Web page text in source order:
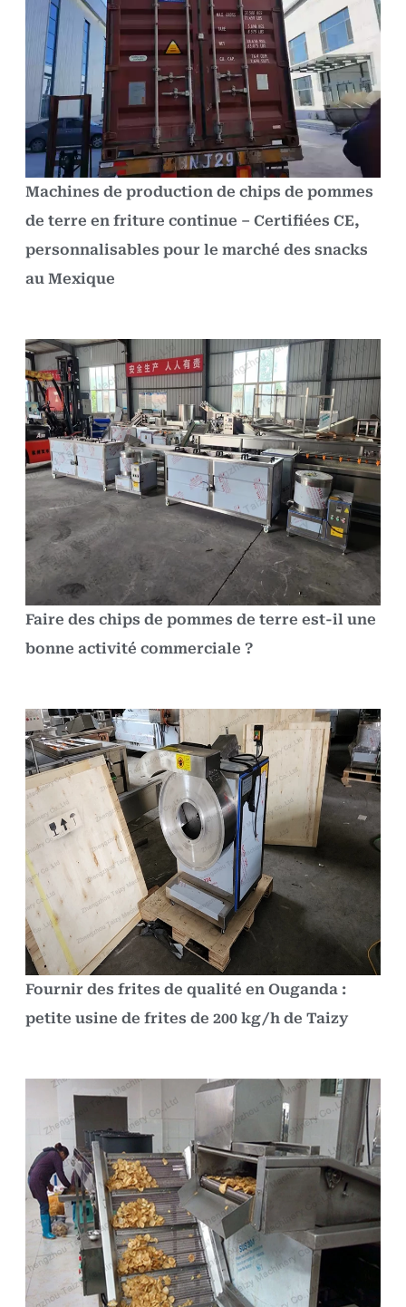
Machines de production de chips de pommes
de terre en friture continue – Certifiées CE,
personnalisables pour le marché des snacks
au Mexique
Faire des chips de pommes de terre est-il une
bonne activité commerciale ?
Fournir des frites de qualité en Ouganda :
petite usine de frites de 200 kg/h de Taizy